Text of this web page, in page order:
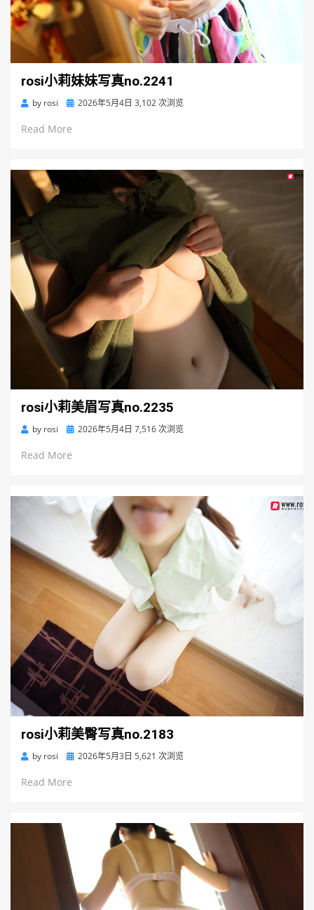
rosi小莉妹妹写真no.2241
by rosi
Posted2026年5月4日 3,102 次浏览
Read More
rosi小莉美眉写真no.2235
by rosi
Posted2026年5月4日 7,516 次浏览
Read More
rosi小莉美臀写真no.2183
by rosi
Posted2026年5月3日 5,621 次浏览
Read More